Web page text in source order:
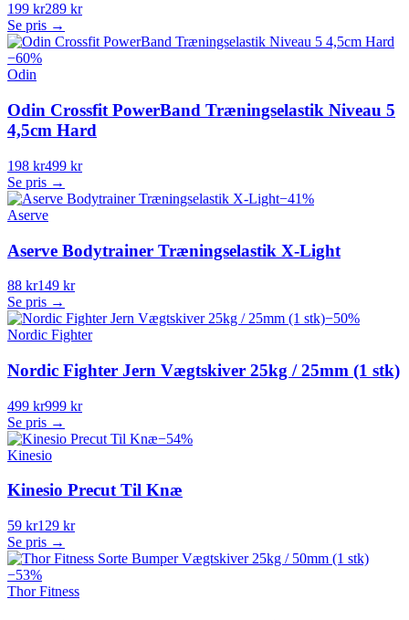
199 kr289 kr
Se pris →
−60%
Odin
Odin Crossfit PowerBand Træningselastik Niveau 5
4,5cm Hard
198 kr499 kr
Se pris →
−41%
Aserve
Aserve Bodytrainer Træningselastik X-Light
88 kr149 kr
Se pris →
−50%
Nordic Fighter
Nordic Fighter Jern Vægtskiver 25kg / 25mm (1 stk)
499 kr999 kr
Se pris →
−54%
Kinesio
Kinesio Precut Til Knæ
59 kr129 kr
Se pris →
−53%
Thor Fitness